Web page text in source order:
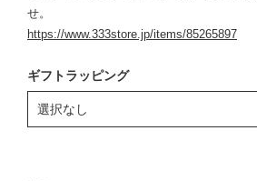
せ。
https://www.333store.jp/items/85265897
ギフトラッピング